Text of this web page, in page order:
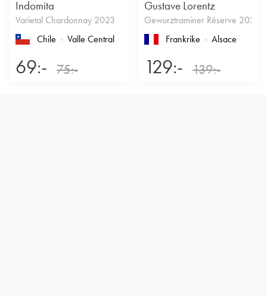
Indomita
Varietal Chardonnay 2023
Chile
Valle Central
69:- 75:-
Gustave Lorentz
Gewurztraminer Réserve 2025
Frankrike
Alsace
129:- 139:-